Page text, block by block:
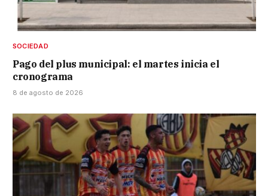
SOCIEDAD
Pago del plus municipal: el martes inicia el
cronograma
8 de agosto de 2026